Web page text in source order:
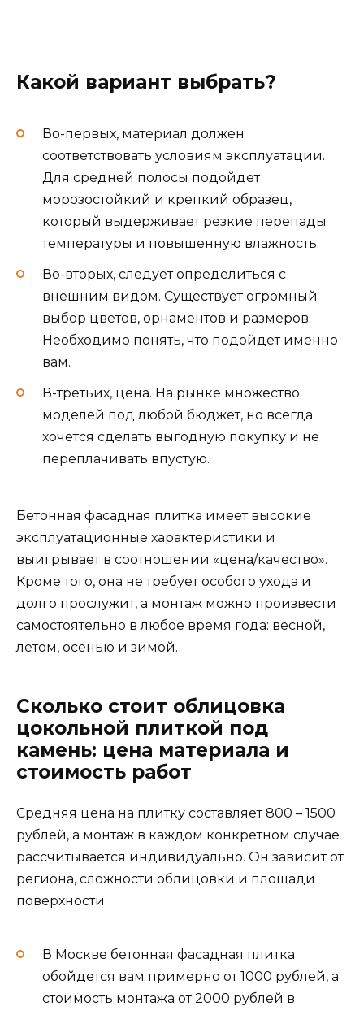
Какой вариант выбрать?
Во-первых, материал должен
соответствовать условиям эксплуатации.
Для средней полосы подойдет
морозостойкий и крепкий образец,
который выдерживает резкие перепады
температуры и повышенную влажность.
Во-вторых, следует определиться с
внешним видом. Существует огромный
выбор цветов, орнаментов и размеров.
Необходимо понять, что подойдет именно
вам.
В-третьих, цена. На рынке множество
моделей под любой бюджет, но всегда
хочется сделать выгодную покупку и не
переплачивать впустую.
Бетонная фасадная плитка имеет высокие
эксплуатационные характеристики и
выигрывает в соотношении «цена/качество».
Кроме того, она не требует особого ухода и
долго прослужит, а монтаж можно произвести
самостоятельно в любое время года: весной,
летом, осенью и зимой.
Сколько стоит облицовка
цокольной плиткой под
камень: цена материала и
стоимость работ
Средняя цена на плитку составляет 800 – 1500
рублей, а монтаж в каждом конкретном случае
рассчитывается индивидуально. Он зависит от
региона, сложности облицовки и площади
поверхности.
В Москве бетонная фасадная плитка
обойдется вам примерно от 1000 рублей, а
стоимость монтажа от 2000 рублей в